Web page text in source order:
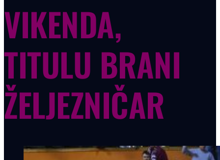
VIKENDA,
TITULU BRANI
ŽELJEZNIČAR